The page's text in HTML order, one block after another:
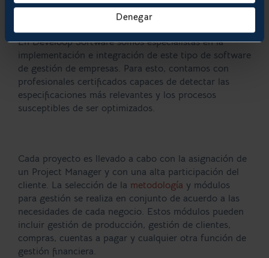
Denegar
En Develoop Software somos especialistas en la
implementación e integración de este tipo de software
de gestión de empresas. Para esto, contamos con
profesionales certificados capaces de detectar las
especificaciones más relevantes y los procesos
susceptibles de ser optimizados.
Cada proyecto es llevado a cabo con la asignación de
un Project Manager y con una alta participación del
cliente. La selección de la metodología y módulos
para gestión se realiza en conjunto de acuerdo a las
necesidades de cada negocio. Estos módulos pueden
incluir gestión de producción, gestión de clientes,
compras, cuentas a pagar y cualquier otra función de
gestión financiera.